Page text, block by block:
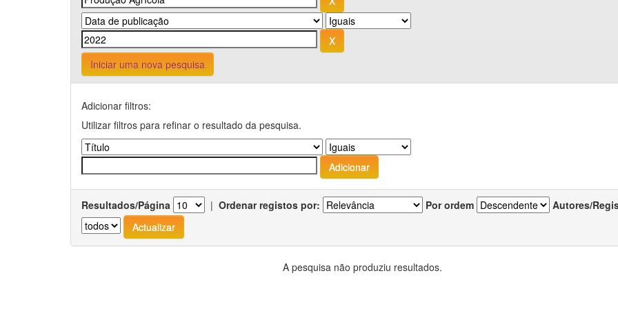
Iniciar uma nova pesquisa
Adicionar filtros:
Utilizar filtros para refinar o resultado da pesquisa.
Resultados/Página | Ordenar registos por: Por ordem Autores/
A pesquisa não produziu resultados.